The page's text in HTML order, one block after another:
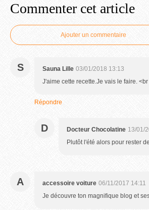
Commenter cet article
Ajouter un commentaire
S Sauna Lille 03/01/2018 13:13
J'aime cette recette.Je vais le faire.
Répondre
D Docteur Chocolatine 13/01/
Plutôt l'été alors pour rester
A accessoire voiture 06/11/2017 14:11
Je découvre ton magnifique blog et